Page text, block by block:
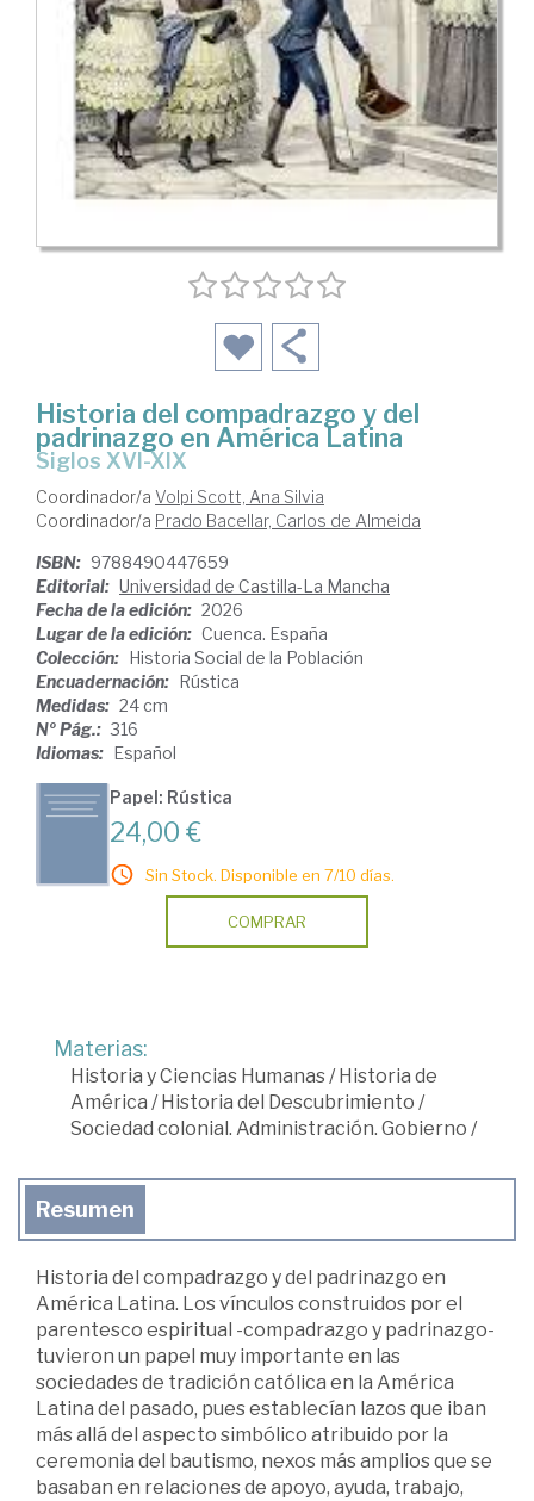
Historia del compadrazgo y del
padrinazgo en América Latina
Siglos XVI-XIX
Coordinador/a Volpi Scott, Ana Silvia
Coordinador/a Prado Bacellar, Carlos de Almeida
ISBN: 9788490447659
Editorial: Universidad de Castilla-La Mancha
Fecha de la edición: 2026
Lugar de la edición: Cuenca. España
Colección: Historia Social de la Población
Encuadernación: Rústica
Medidas: 24 cm
Nº Pág.: 316
Idiomas: Español
Papel: Rústica
24,00 €
Sin Stock. Disponible en 7/10 días.
COMPRAR
Materias:
Historia y Ciencias Humanas/ Historia de
América / Historia del Descubrimiento /
Sociedad colonial. Administración. Gobierno /
Resumen
Historia del compadrazgo y del padrinazgo en
América Latina. Los vínculos construidos por el
parentesco espiritual -compadrazgo y padrinazgo-
tuvieron un papel muy importante en las
sociedades de tradición católica en la América
Latina del pasado, pues establecían lazos que iban
más allá del aspecto simbólico atribuido por la
ceremonia del bautismo, nexos más amplios que se
basaban en relaciones de apoyo, ayuda, trabajo,